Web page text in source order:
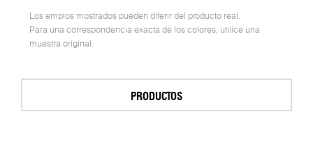
Los emplos mostrados pueden diferir del producto real.
Para una correspondencia exacta de los colores, utilice una
muestra original.
PRODUCTOS